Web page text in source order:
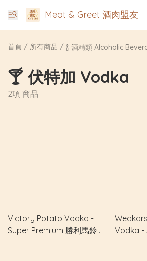
Meat & Greet 酒肉盟友
首頁 / 所有商品 / 🍾 酒精類 Alcoholic
🍸 伏特加 Vodka
2項 商品
Victory Potato Vodka -
Super Premium 勝利馬鈴薯
Vodka -